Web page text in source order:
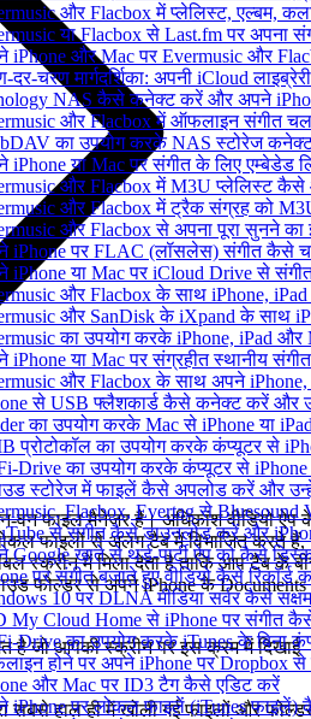
और Flacbox में प्लेलिस्ट, एल्बम,
या Flacbox से Last.fm पर अपना
iPhone और Mac पर Evermusic और
दर-चरण मार्गदर्शिका: अपनी iCloud
NAS कैसे कनेक्ट करें और अपने
और Flacbox में ऑफलाइन संगीत
का उपयोग करके NAS स्टोरेज
iPhone या Mac पर संगीत के लिए एम्बेडेड
और Flacbox में M3U प्लेलिस्ट
और Flacbox में ट्रैक संग्रह को
और Flacbox से अपना पूरा सुनने का
iPhone पर FLAC (लॉसलेस) संगीत कैसे
iPhone या Mac पर iCloud Drive से
और Flacbox के साथ iPhone,
और SanDisk के iXpand के साथ
का उपयोग करके iPhone, iPad
iPhone या Mac पर संग्रहीत स्थानीय
और Flacbox के साथ अपने iPhone,
से USB फ्लैशकार्ड कैसे कनेक्ट करें और
का उपयोग करके Mac से iPhone या
प्रोटोकॉल का उपयोग करके कंप्यूटर से
Drive का उपयोग करके कंप्यूटर से
स्टोरेज में फाइलें कैसे अपलोड करें और
Flacbox, Evertag से
से संगीत कैसे डाउनलोड करें और
Google खाते से थर्ड-पार्टी ऐप को कैसे
पर संगीत बजाते हुए वीडियो कैसे रिकॉर्ड
10 पर DLNA मीडिया सर्वर कैसे
My Cloud Home से iPhone पर संगीत
Drive का उपयोग करके iTunes के बिना
होने पर अपने iPhone पर Dropbox से
और Mac पर ID3 टैग कैसे एडिट करें
iPhone पर लोकल फाइलें (iTunes फाइलें)
वन फाइल मैनेजर है। अधिकांश वीडियो ऐप
फाइलों से अलग टैब में विभाजित करते हैं,
स्क्रीन में मिला देता है ताकि आप टैब के
फोल्डर से अपने iPhone के Documents
है जो आपकी स्क्रीन पर इस क्रम में दिखाई
सबसे हाल ही में खोली गई फाइलों और